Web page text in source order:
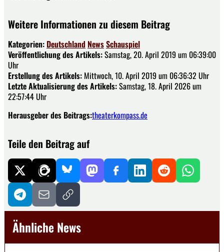
Weitere Informationen zu diesem Beitrag
Kategorien: Deutschland NewsSchauspiel
Veröffentlichung des Artikels:Samstag, 20. April 2019 um 06:39:00
Uhr
Erstellung des Artikels: Mittwoch, 10. April 2019 um 06:36:32 Uhr
Letzte Aktualisierung des Artikels:Samstag, 18. April 2026 um
22:57:44 Uhr
Herausgeber des Beitrags:theaterkompass.de
Teile den Beitrag auf
Ähnliche News